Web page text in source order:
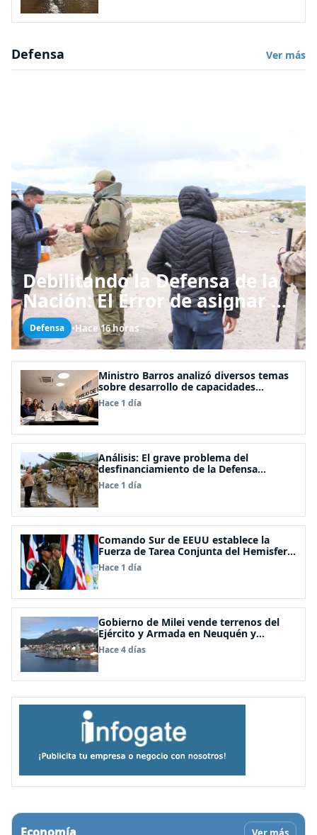
Defensa Ver más
Debilitando la Defensa de la
Nación: El Error de asignar a
las FFAA labores policiales
Defensa •Hace 16 horas
Ministro Barros analizó diversos temas
sobre desarrollo de capacidades
estratégicas en sesión del Consejo de
Política Espacial
Hace 1 día
Análisis: El grave problema del
desfinanciamiento de la Defensa
Nacional
Hace 1 día
Comando Sur de EEUU establece la
Fuerza de Tarea Conjunta del Hemisferio
Occidental: Incluye a Chile
Hace 1 día
Gobierno de Milei vende terrenos del
Ejército y Armada en Neuquén y
Ushuaia
Hace 4 días